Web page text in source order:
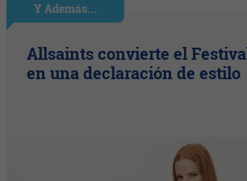
Y Además...
Allsaints convierte el
en una declaración de estilo